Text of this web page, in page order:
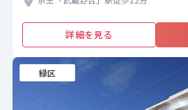
詳細を見る
緑区